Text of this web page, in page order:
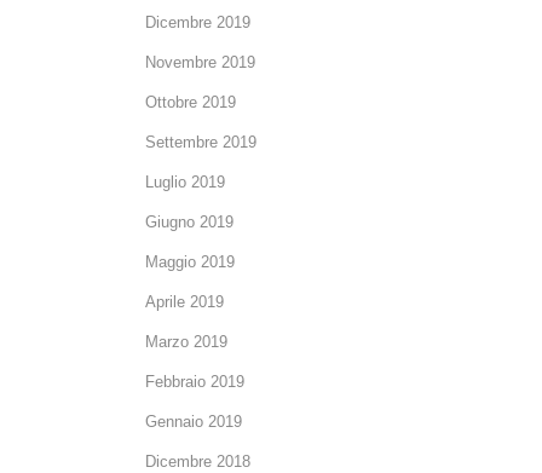
Dicembre 2019
Novembre 2019
Ottobre 2019
Settembre 2019
Luglio 2019
Giugno 2019
Maggio 2019
Aprile 2019
Marzo 2019
Febbraio 2019
Gennaio 2019
Dicembre 2018